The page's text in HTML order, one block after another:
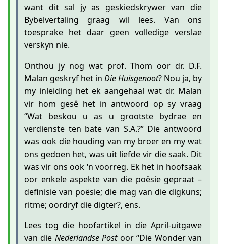
want dit sal jy as geskiedskrywer van die
Bybelvertaling graag wil lees. Van ons
toesprake het daar geen volledige verslae
verskyn nie.
Onthou jy nog wat prof. Thom oor dr. D.F.
Malan geskryf het in Die Huisgenoot? Nou ja, by
my inleiding het ek aangehaal wat dr. Malan
vir hom gesê het in antwoord op sy vraag
“Wat beskou u as u grootste bydrae en
verdienste ten bate van S.A.?” Die antwoord
was ook die houding van my broer en my wat
ons gedoen het, was uit liefde vir die saak. Dit
was vir ons ook ‘n voorreg. Ek het in hoofsaak
oor enkele aspekte van die poësie gepraat –
definisie van poësie; die mag van die digkuns;
ritme; oordryf die digter?, ens.
Lees tog die hoofartikel in die April-uitgawe
van die Nederlandse Postoor “Die Wonder van